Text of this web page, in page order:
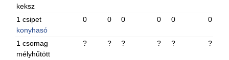
keksz
1 csipet
konyhasó
0 0 0 0 0 0
1 csomag
mélyhűtött
? ? ? ? ? ?